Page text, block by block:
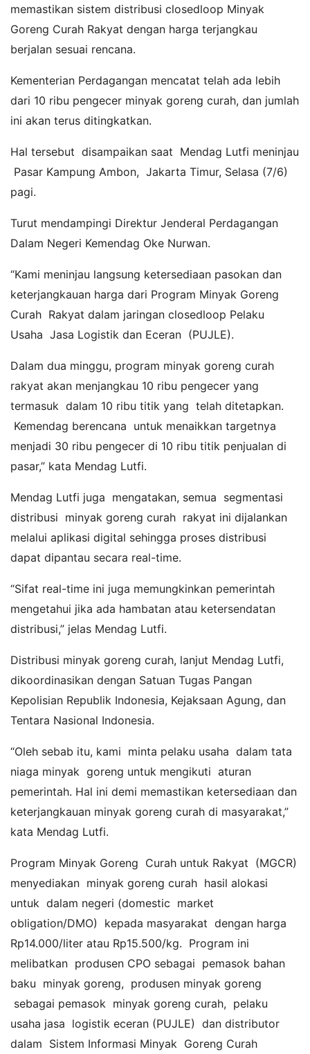
memastikan sistem distribusi closedloop Minyak
Goreng Curah Rakyat dengan harga terjangkau
berjalan sesuai rencana.
Kementerian Perdagangan mencatat telah ada lebih
dari 10 ribu pengecer minyak goreng curah, dan jumlah
ini akan terus ditingkatkan.
Hal tersebut disampaikan saat Mendag Lutfi meninjau
Pasar Kampung Ambon, Jakarta Timur, Selasa (7/6)
pagi.
Turut mendampingi Direktur Jenderal Perdagangan
Dalam Negeri Kemendag Oke Nurwan.
“Kami meninjau langsung ketersediaan pasokan dan
keterjangkauan harga dari Program Minyak Goreng
Curah Rakyat dalam jaringan closedloop Pelaku
Usaha Jasa Logistik dan Eceran (PUJLE).
Dalam dua minggu, program minyak goreng curah
rakyat akan menjangkau 10 ribu pengecer yang
termasuk dalam 10 ribu titik yang telah ditetapkan.
Kemendag berencana untuk menaikkan targetnya
menjadi 30 ribu pengecer di 10 ribu titik penjualan di
pasar,” kata Mendag Lutfi.
Mendag Lutfi juga mengatakan, semua segmentasi
distribusi minyak goreng curah rakyat ini dijalankan
melalui aplikasi digital sehingga proses distribusi
dapat dipantau secara real-time.
“Sifat real-time ini juga memungkinkan pemerintah
mengetahui jika ada hambatan atau ketersendatan
distribusi,” jelas Mendag Lutfi.
Distribusi minyak goreng curah, lanjut Mendag Lutfi,
dikoordinasikan dengan Satuan Tugas Pangan
Kepolisian Republik Indonesia, Kejaksaan Agung, dan
Tentara Nasional Indonesia.
“Oleh sebab itu, kami minta pelaku usaha dalam tata
niaga minyak goreng untuk mengikuti aturan
pemerintah. Hal ini demi memastikan ketersediaan dan
keterjangkauan minyak goreng curah di masyarakat,”
kata Mendag Lutfi.
Program Minyak Goreng Curah untuk Rakyat (MGCR)
menyediakan minyak goreng curah hasil alokasi
untuk dalam negeri (domestic market
obligation/DMO) kepada masyarakat dengan harga
Rp14.000/liter atau Rp15.500/kg. Program ini
melibatkan produsen CPO sebagai pemasok bahan
baku minyak goreng, produsen minyak goreng
sebagai pemasok minyak goreng curah, pelaku
usaha jasa logistik eceran (PUJLE) dan distributor
dalam Sistem Informasi Minyak Goreng Curah